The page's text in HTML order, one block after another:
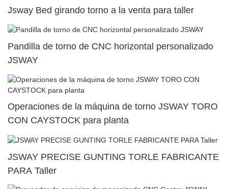
Jsway Bed girando torno a la venta para taller
Pandilla de torno de CNC horizontal personalizado
JSWAY
Operaciones de la máquina de torno JSWAY TORO
CON CAYSTOCK para planta
JSWAY PRECISE GUNTING TORLE FABRICANTE
PARA Taller